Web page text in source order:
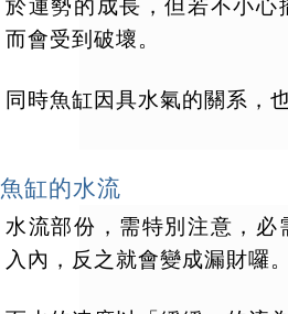
於運勢的成長，但若不小
而會受到破壞。
同時魚缸因具水氣的關系，
魚缸的水流
水流部份，需特別注意，必
入內，反之就會變成漏財囉